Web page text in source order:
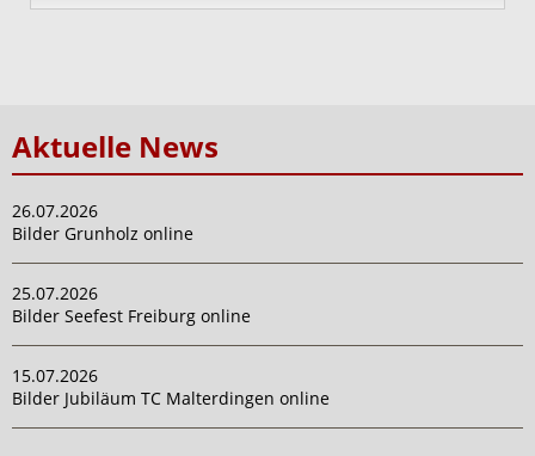
Aktuelle News
26.07.2026
Bilder Grunholz online
25.07.2026
Bilder Seefest Freiburg online
15.07.2026
Bilder Jubiläum TC Malterdingen online